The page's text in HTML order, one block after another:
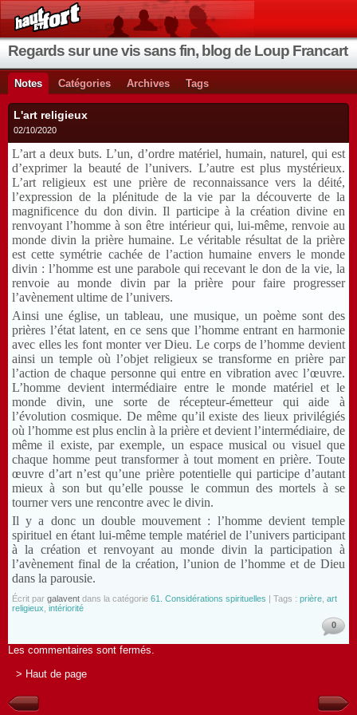
Regards sur une vis sans fin, blog de Loup Francart
Notes Catégories Archives Tags
L'art religieux
02/10/2020
L’art a deux buts. L’un, d’ordre matériel, humain, naturel, qui est
d’exprimer la beauté de l’univers. L’autre est plus mystérieux.
L’art religieux est une prière de reconnaissance vers la déité,
l’expression de la plénitude de la vie par la découverte de la
magnificence du don divin. Il participe à la création divine en
renvoyant l’homme à son être intérieur qui, lui-même, renvoie au
monde divin la prière humaine. Le véritable résultat de la prière
est cette symétrie cachée de l’action humaine envers le monde
divin : l’homme est une parabole qui recevant le don de la vie, la
renvoie au monde divin par la prière pour faire progresser
l’avènement ultime de l’univers.
Ainsi une église, un tableau, une musique, un poème sont des
prières l’état latent, en ce sens que l’homme entrant en harmonie
avec elles les font monter ver Dieu. Le corps de l’homme devient
ainsi un temple où l’objet religieux se transforme en prière par
l’action de chaque personne qui entre en vibration avec l’œuvre.
L’homme devient intermédiaire entre le monde matériel et le
monde divin, une sorte de récepteur-émetteur qui aide à
l’évolution cosmique. De même qu’il existe des lieux privilégiés
où l’homme est plus enclin à la prière et devient l’intermédiaire, de
même il existe, par exemple, un espace musical ou visuel que
chaque homme peut transformer à tout moment en prière. Toute
œuvre d’art n’est qu’une prière potentielle qui participe d’autant
mieux à son but qu’elle pousse le commun des mortels à se
tourner vers une rencontre avec le divin.
Il y a donc un double mouvement : l’homme devient temple
spirituel en étant lui-même temple matériel de l’univers participant
à la création et renvoyant au monde divin la participation à
l’avènement final de la création, l’union de l’homme et de Dieu
dans la parousie.
Écrit par galavent dans la catégorie 61. Considérations spirituelles | Tags : prière art
religieux intériorité
0
Les commentaires sont fermés.
> Haut de page